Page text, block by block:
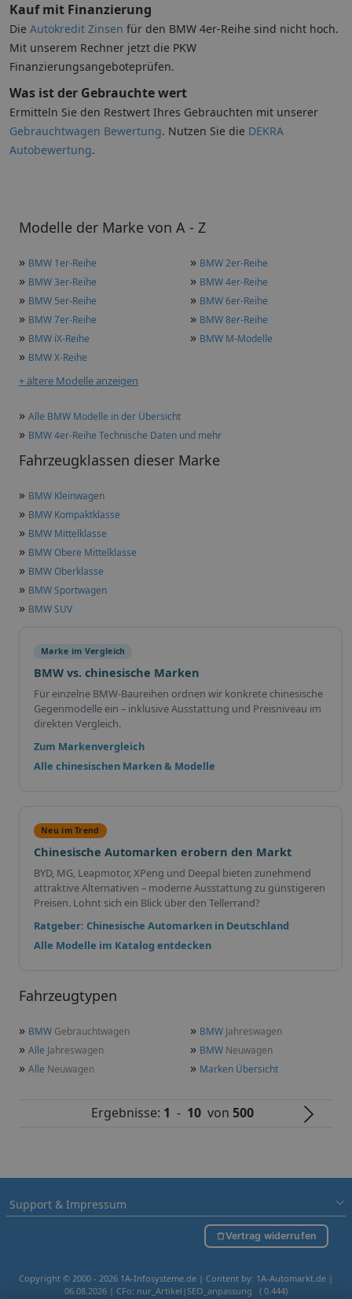
Modelle der Marke von A - Z
» BMW 1er-Reihe » BMW 2er-Reihe
» BMW 3er-Reihe » BMW 4er-Reihe
» BMW 5er-Reihe » BMW 6er-Reihe
» BMW 7er-Reihe » BMW 8er-Reihe
» BMW iX-Reihe » BMW M-Modelle
» BMW X-Reihe
+ ältere Modelle anzeigen
» Alle BMW Modelle in der Übersicht
» BMW 4er-Reihe Technische Daten und mehr
Fahrzeugklassen dieser Marke
» BMW Kleinwagen
» BMW Kompaktklasse
» BMW Mittelklasse
» BMW Obere Mittelklasse
» BMW Oberklasse
» BMW Sportwagen
» BMW SUV
Marke im Vergleich
BMW vs. chinesische Marken
Für einzelne BMW-Baureihen ordnen wir konkrete chinesische
Gegenmodelle ein – inklusive Ausstattung und Preisniveau im
direkten Vergleich.
Zum Markenvergleich
Alle chinesischen Marken & Modelle
Neu im Trend
Chinesische Automarken erobern den Markt
BYD, MG, Leapmotor, XPeng und Deepal bieten zunehmend
attraktive Alternativen – moderne Ausstattung zu günstigeren
Preisen. Lohnt sich ein Blick über den Tellerrand?
Ratgeber: Chinesische Automarken in Deutschland
Alle Modelle im Katalog entdecken
Fahrzeugtypen
» BMW Gebrauchtwagen » BMW Jahreswagen
» Alle Jahreswagen » BMW Neuwagen
» Alle Neuwagen » Marken Übersicht
Kauf mit Finanzierung
Die Autokredit Zinsen für den BMW 4er-Reihe sind nicht hoch.
Mit unserem Rechner jetzt die PKW
Finanzierungsangeboteprüfen.
Was ist der Gebrauchte wert
Ermitteln Sie den Restwert Ihres Gebrauchten mit unserer
Gebrauchtwagen Bewertung. Nutzen Sie die DEKRA
Autobewertung.
Ergebnisse: 1 - 10 von500
Support & Impressum
Vertrag widerrufen
Copyright © 2000 - 2026 1A-Infosysteme.de | Content by: 1A-Automarkt.de |
06.08.2026 | CFo: nur_Artikel|SEO_anpassung ( 0.444)